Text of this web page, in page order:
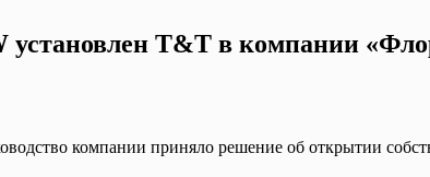
T&T в компании
компании приняло решение об открытии